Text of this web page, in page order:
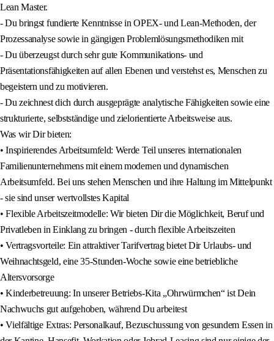
Lean Master.
- Du bringst fundierte Kenntnisse in OPEX‑ und Lean‑Methoden, der
Prozessanalyse sowie in gängigen Problemlösungsmethodiken mit
- Du überzeugst durch sehr gute Kommunikations‑ und
Präsentationsfähigkeiten auf allen Ebenen und verstehst es, Menschen zu
begeistern und zu motivieren.
- Du zeichnest dich durch ausgeprägte analytische Fähigkeiten sowie eine
strukturierte, selbstständige und zielorientierte Arbeitsweise aus.
Was wir Dir bieten:
• Inspirierendes Arbeitsumfeld: Werde Teil unseres internationalen
Familienunternehmens mit einem modernen und dynamischen
Arbeitsumfeld. Bei uns stehen Menschen und ihre Haltung im Mittelpunkt
- sie sind unser wertvollstes Kapital
• Flexible Arbeitszeitmodelle: Wir bieten Dir die Möglichkeit, Beruf und
Privatleben in Einklang zu bringen - durch flexible Arbeitszeiten
• Vertragsvorteile: Ein attraktiver Tarifvertrag bietet Dir Urlaubs- und
Weihnachtsgeld, eine 35-Stunden-Woche sowie eine betriebliche
Altersvorsorge
• Kinderbetreuung: In unserer Betriebs-Kita „Ohrwürmchen“ ist Dein
Nachwuchs gut aufgehoben, während Du arbeitest
• Vielfältige Extras: Personalkauf, Bezuschussung von gesundem Essen in